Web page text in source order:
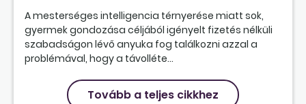
A mesterséges intelligencia térnyerése miatt sok,
gyermek gondozása céljából igényelt fizetés nélküli
szabadságon lévő anyuka fog találkozni azzal a
problémával, hogy a távolléte...
Tovább a teljes cikkhez